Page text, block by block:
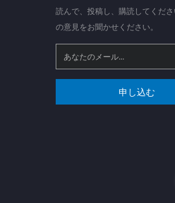
読んで、投稿し、購読してくだ
の意見をお聞かせください。
申し込む